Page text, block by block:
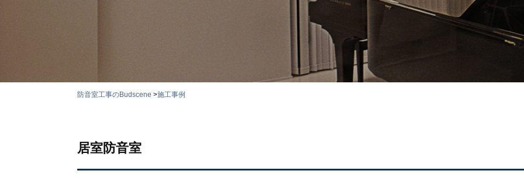
防音室工事のBudscene >施工事例
居室防音室